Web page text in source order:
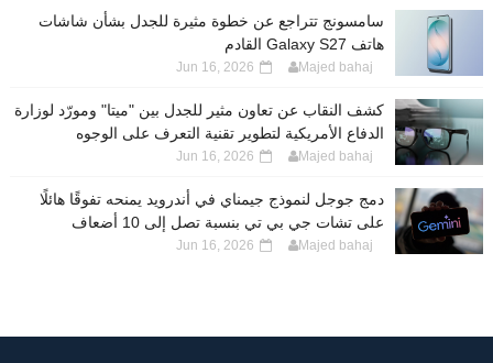
سامسونج تتراجع عن خطوة مثيرة للجدل بشأن شاشات
هاتف Galaxy S27 القادم
Majed bahaj
Jun 16, 2026
كشف النقاب عن تعاون مثير للجدل بين "ميتا" ومورّد لوزارة
الدفاع الأمريكية لتطوير تقنية التعرف على الوجوه
Majed bahaj
Jun 16, 2026
دمج جوجل لنموذج جيمناي في أندرويد يمنحه تفوقًا هائلًا
على تشات جي بي تي بنسبة تصل إلى 10 أضعاف
Majed bahaj
Jun 16, 2026